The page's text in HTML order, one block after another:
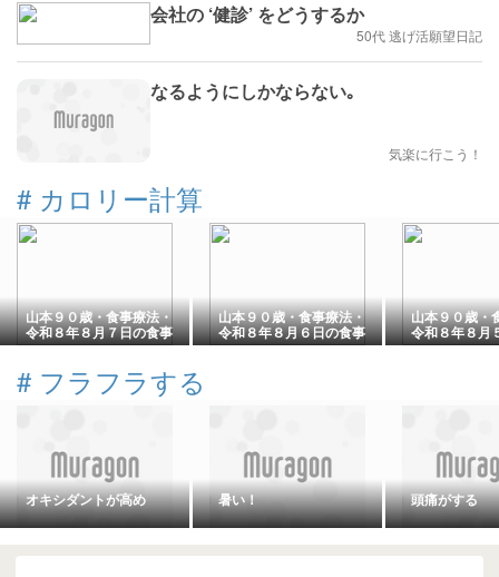
会社の ‘健診’ をどうするか
50代 逃げ活願望日記
なるようにしかならない｡
気楽に行こう！
# カロリー計算
山本９０歳・食事療法・
令和８年８月７日の食事
山本９０歳・食事療法・
令和８年８月６日の食事
山本９０歳・
令和８年８月
# フラフラする
オキシダントが高め 暑い！ 頭痛がする